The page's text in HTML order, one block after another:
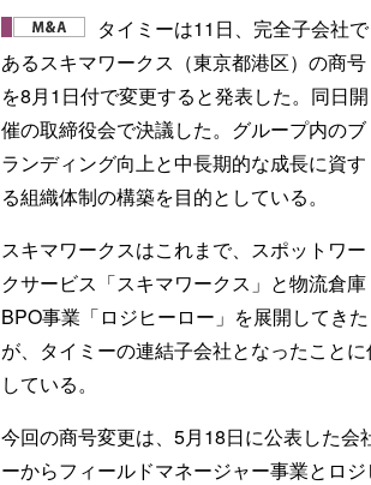
タイミーは11日、完全子会社で
あるスキマワークス（東京都港区）の商号
を8月1日付で変更すると発表した。同日開
催の取締役会で決議した。グループ内のブ
ランディング向上と中長期的な成長に資す
る組織体制の構築を目的としている。
スキマワークスはこれまで、スポットワー
クサービス「スキマワークス」と物流倉庫
BPO事業「ロジヒーロー」を展開してきた
が、タイミーの連結子会社となったこと
している。
今回の商号変更は、5月18日に公表した会
ーからフィールドマネージャー事業とロ